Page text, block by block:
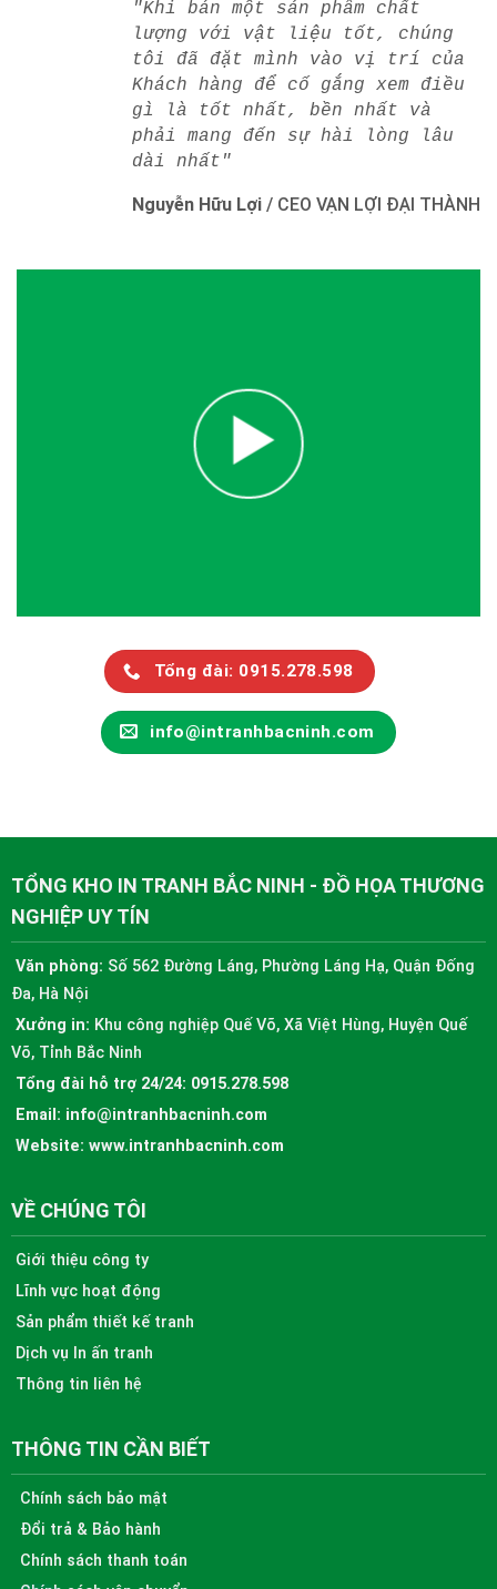
"Khi bán một sản phẩm chất
lượng với vật liệu tốt, chúng
tôi đã đặt mình vào vị trí của
Khách hàng để cố gắng xem điều
gì là tốt nhất, bền nhất và
phải mang đến sự hài lòng lâu
dài nhất"
Nguyễn Hữu Lợi / CEO VẠN LỢI ĐẠI THÀNH
Tổng đài: 0915.278.598
info@intranhbacninh.com
TỔNG KHO IN TRANH BẮC NINH - ĐỒ HỌA THƯƠNG
NGHIỆP UY TÍN
Văn phòng: Số 562 Đường Láng, Phường Láng Hạ, Quận Đống
Đa, Hà Nội
Xưởng in: Khu công nghiệp Quế Võ, Xã Việt Hùng, Huyện Quế
Võ, Tỉnh Bắc Ninh
Tổng đài hỗ trợ 24/24: 0915.278.598
Email: info@intranhbacninh.com
Website: www.intranhbacninh.com
VỀ CHÚNG TÔI
Giới thiệu công ty
Lĩnh vực hoạt động
Sản phẩm thiết kế tranh
Dịch vụ In ấn tranh
Thông tin liên hệ
THÔNG TIN CẦN BIẾT
Chính sách bảo mật
Đổi trả & Bảo hành
Chính sách thanh toán